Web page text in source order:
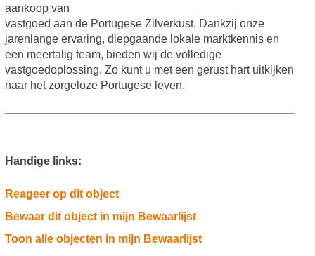
aankoop van
vastgoed aan de Portugese Zilverkust. Dankzij onze
jarenlange ervaring, diepgaande lokale marktkennis en
een meertalig team, bieden wij de volledige
vastgoedoplossing. Zo kunt u met een gerust hart uitkijken
naar het zorgeloze Portugese leven.
Handige links:
Reageer op dit object
Bewaar dit object in mijn Bewaarlijst
Toon alle objecten in mijn Bewaarlijst